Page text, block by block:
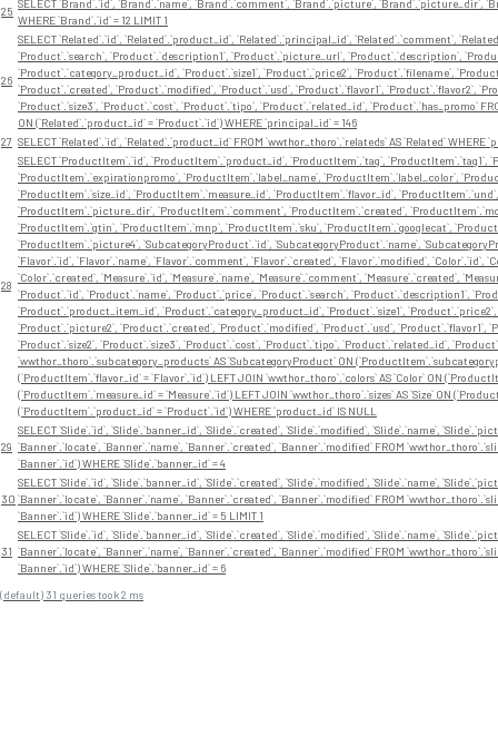
(default) 31 queries took 2 ms
25
SELECT `Brand`.`id`, `Brand`.`name`, `Brand`.`comment`, `Brand`.`picture`, `Brand`.`picture_dir`,
WHERE `Brand`.`id` = 12 LIMIT 1
26
SELECT `Related`.`id`, `Related`.`product_id`, `Related`.`principal_id`, `Related`.`comment`,
`Product`.`search`, `Product`.`description1`, `Product`.`picture_url`, `Product`.`description`,
`Product`.`category_product_id`, `Product`.`size1`, `Product`.`price2`, `Product`.`filename`,
`Product`.`created`, `Product`.`modified`, `Product`.`usd`, `Product`.`flavor1`, `Product`.`flavor2`,
`Product`.`size3`, `Product`.`cost`, `Product`.`tipo`, `Product`.`related_id`, `Product`.`has_promo`
ON (`Related`.`product_id` = `Product`.`id`) WHERE `principal_id` = 146
27 SELECT `Related`.`id`, `Related`.`product_id` FROM `wwthor_thoro`.`relateds` AS `Related` WHERE
28
SELECT `ProductItem`.`id`, `ProductItem`.`product_id`, `ProductItem`.`tag`, `ProductItem`.`tag1`,
`ProductItem`.`expirationpromo`, `ProductItem`.`label_name`, `ProductItem`.`label_color`,
`ProductItem`.`size_id`, `ProductItem`.`measure_id`, `ProductItem`.`flavor_id`,
`ProductItem`.`picture_dir`, `ProductItem`.`comment`, `ProductItem`.`created`,
`ProductItem`.`gtin`, `ProductItem`.`mnp`, `ProductItem`.`sku`, `ProductItem`.`googlecat`,
`ProductItem`.`picture4`, `SubcategoryProduct`.`id`, `SubcategoryProduct`.`name`,
`Flavor`.`id`, `Flavor`.`name`, `Flavor`.`comment`, `Flavor`.`created`, `Flavor`.`modified`,
`Color`.`created`, `Measure`.`id`, `Measure`.`name`, `Measure`.`comment`, `Measure`.`created`,
`Product`.`id`, `Product`.`name`, `Product`.`price`, `Product`.`search`, `Product`.`description1`,
`Product`.`product_item_id`, `Product`.`category_product_id`, `Product`.`size1`,
`Product`.`picture2`, `Product`.`created`, `Product`.`modified`, `Product`.`usd`, `Product`.`flavor1`,
`Product`.`size2`, `Product`.`size3`, `Product`.`cost`, `Product`.`tipo`, `Product`.`related_id`,
`wwthor_thoro`.`subcategory_products` AS `SubcategoryProduct` ON
(`ProductItem`.`flavor_id` = `Flavor`.`id`) LEFT JOIN `wwthor_thoro`.`colors` AS `Color` ON
(`ProductItem`.`measure_id` = `Measure`.`id`) LEFT JOIN `wwthor_thoro`.`sizes` AS `Size` ON
(`ProductItem`.`product_id` = `Product`.`id`) WHERE `product_id` IS NULL
29
SELECT `Slide`.`id`, `Slide`.`banner_id`, `Slide`.`created`, `Slide`.`modified`, `Slide`.`name`,
`Banner`.`locate`, `Banner`.`name`, `Banner`.`created`, `Banner`.`modified` FROM
`Banner`.`id`) WHERE `Slide`.`banner_id` = 4
30
SELECT `Slide`.`id`, `Slide`.`banner_id`, `Slide`.`created`, `Slide`.`modified`, `Slide`.`name`,
`Banner`.`locate`, `Banner`.`name`, `Banner`.`created`, `Banner`.`modified` FROM
`Banner`.`id`) WHERE `Slide`.`banner_id` = 5 LIMIT 1
31
SELECT `Slide`.`id`, `Slide`.`banner_id`, `Slide`.`created`, `Slide`.`modified`, `Slide`.`name`,
`Banner`.`locate`, `Banner`.`name`, `Banner`.`created`, `Banner`.`modified` FROM
`Banner`.`id`) WHERE `Slide`.`banner_id` = 6